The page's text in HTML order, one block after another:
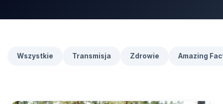
Wszystkie Transmisja Zdrowie Amazing